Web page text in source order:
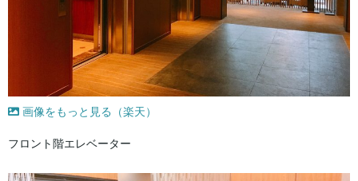
画像をもっと見る（楽天）
フロント階エレベーター